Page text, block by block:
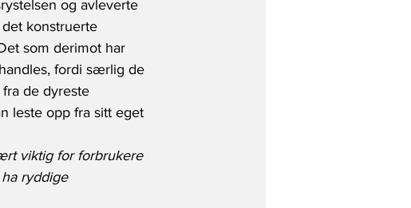
og avleverte
konstruerte
som derimot har
fordi særlig de
de dyreste
leste opp fra sitt eget
viktig for forbrukere
ryddige